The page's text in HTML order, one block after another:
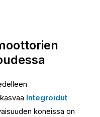
Integroidut
koneissa on